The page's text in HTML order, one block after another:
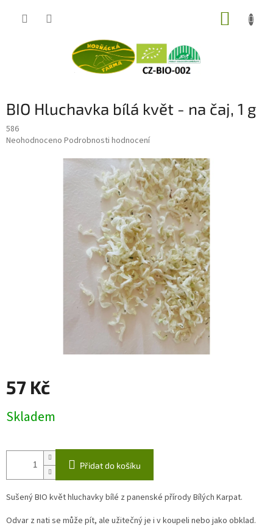
BIO Hluchavka bílá květ - na čaj, 1 g
586
Průměrné
Neohodnoceno Podrobnosti hodnocení
57 Kč
cena:
Skladem
Přidat do košíku
Sušený BIO květ hluchavky bílé z panenské přírody Bílých Karpat.
Odvar z nati se může pít, ale užitečný je i v koupeli nebo jako obklad.